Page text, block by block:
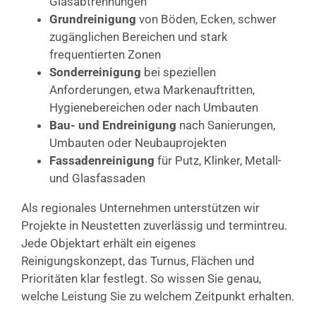
Grundreinigung von Böden, Ecken, schwer
zugänglichen Bereichen und stark
frequentierten Zonen
Sonderreinigung bei speziellen
Anforderungen, etwa Markenauftritten,
Hygienebereichen oder nach Umbauten
Bau- und Endreinigung nach Sanierungen,
Umbauten oder Neubauprojekten
Fassadenreinigung für Putz, Klinker, Metall-
und Glasfassaden
Als regionales Unternehmen unterstützen wir
Projekte in Neustetten zuverlässig und termintreu.
Jede Objektart erhält ein eigenes
Reinigungskonzept, das Turnus, Flächen und
Prioritäten klar festlegt. So wissen Sie genau,
welche Leistung Sie zu welchem Zeitpunkt erhalten.